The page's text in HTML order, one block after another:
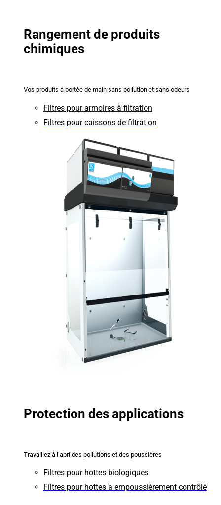
Rangement de produits
chimiques
Vos produits à portée de main sans pollution et sans odeurs
Filtres pour armoires à filtration
Filtres pour caissons de filtration
Protection des applications
Travaillez à l’abri des pollutions et des poussières
Filtres pour hottes biologiques
Filtres pour hottes à empoussièrement contrôlé